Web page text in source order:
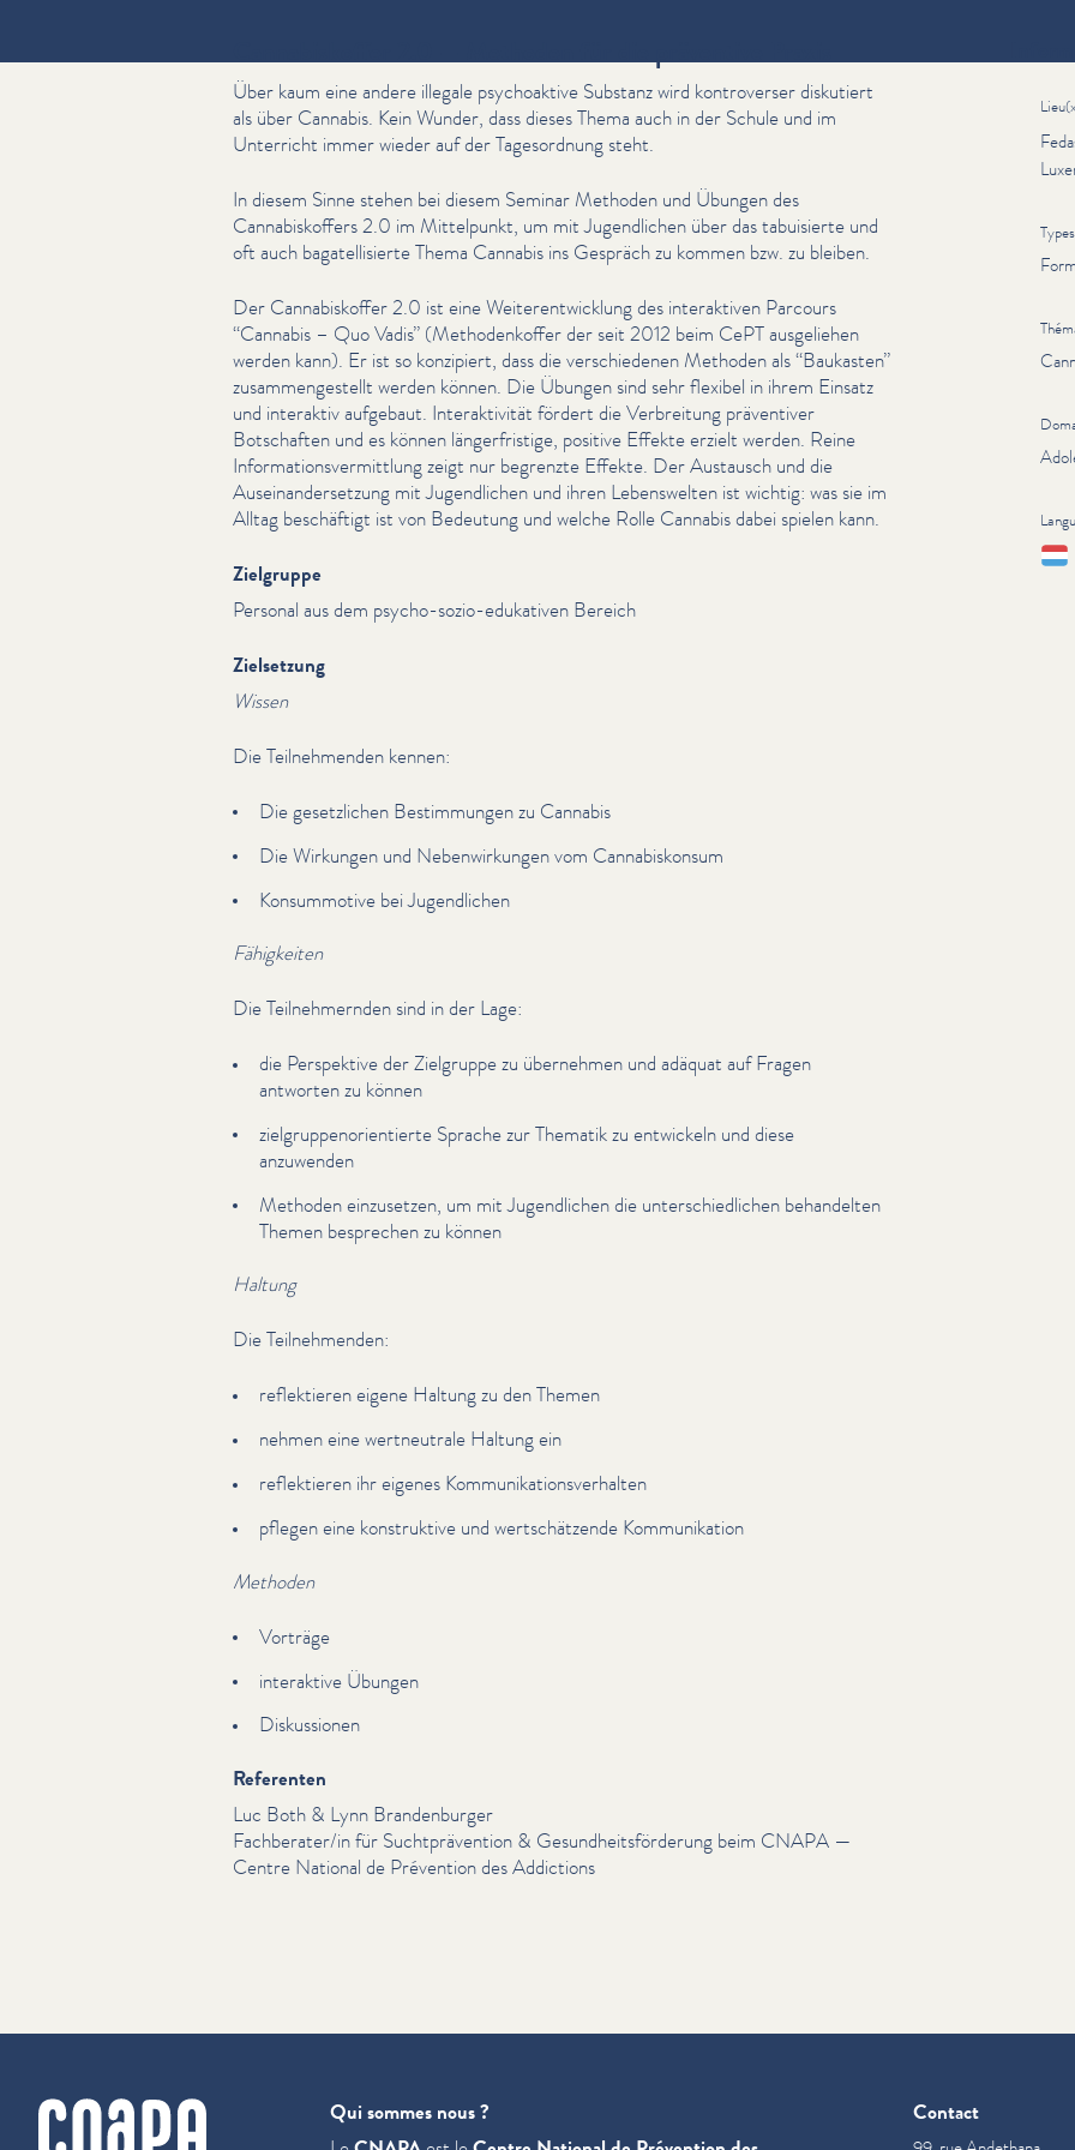
Types
Über kaum eine andere illegale psy­choak­tive Substanz wird kon­tro­vers­er diskutiert
als über Cannabis. Kein Wunder, dass dieses Thema auch in der Schule und im
Unterricht immer wieder auf der Tage­sor­d­nung steht.
In diesem Sinne stehen bei diesem Seminar Methoden und Übungen des
Cannabiskof­fers 2.0 im Mittelpunkt, um mit Jugendlichen über das tabuisierte und
oft auch bagatel­lisierte Thema Cannabis ins Gespräch zu kommen bzw. zu bleiben.
Der Cannabiskof­fer 2.0 ist eine Weit­er­en­twick­lung des inter­ak­tiv­en Parcours
“Cannabis – Quo Vadis” (Meth­o­d­enkof­fer der seit 2012 beim CePT ausgeliehen
werden kann). Er ist so konzipiert, dass die ver­schiede­nen Methoden als“Baukasten”
zusam­mengestellt werden können. Die Übungen sind sehr flexibel in ihrem Einsatz
und interaktiv aufgebaut. Inter­ak­tiv­ität fördert die Verbreitung präventiver
Botschaften und es können länger­fristige, positive Effekte erzielt werden. Reine
Infor­ma­tionsver­mit­tlung zeigt nur begrenzte Effekte. Der Austausch und die
Auseinan­der­set­zung mit Jugendlichen und ihren Lebenswel­ten ist wichtig: was sie im
Alltag beschäftigt ist von Bedeutung und welche Rolle Cannabis dabei spielen kann.
Zielgruppe
Personal aus dem psycho-sozio-edukativen Bereich
Zielsetzung
Wissen
Die Teil­nehmenden kennen:
Die geset­zlichen Bes­tim­mungen zu Cannabis
Die Wirkungen und Neben­wirkun­gen vom Cannabiskon­sum
Kon­sum­mo­tive bei Jugendlichen
Fähigkeiten
Die Teil­nehmern­den sind in der Lage:
die Perspektive der Zielgruppe zu übernehmen und adäquat auf Fragen
antworten zu können
ziel­grup­penori­en­tierte Sprache zur Thematik zu entwickeln und diese
anzuwenden
Methoden einzusetzen, um mit Jugendlichen die unter­schiedlichen behandelten
Themen besprechen zu können
Haltung
Die Teil­nehmenden:
reflek­tieren eigene Haltung zu den Themen
nehmen eine wert­neu­trale Haltung ein
reflek­tieren ihr eigenes Kom­mu­nika­tionsver­hal­ten
pflegen eine kon­struk­tive und wertschätzende Kom­mu­nika­tion
Methoden
Vorträge
interaktive Übungen
Diskus­sio­nen
Referenten
Luc Both & Lynn Bran­den­burg­er
Fachberater/​in für Sucht­präven­tion & Gesund­heits­förderung beim CNAPA —
Centre National de Prévention des Addictions
cnapa
Qui sommes nous ?
Contact